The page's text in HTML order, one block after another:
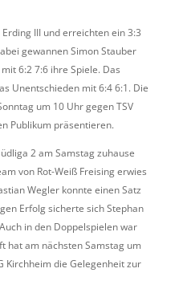
III und erreichten ein 3:3
gewannen Simon Stauber
6:2 7:6 ihre Spiele. Das
Unentschieden mit 6:4 6:1. Die
um 10 Uhr gegen TSV
Publikum präsentieren.
2 am Samstag zuhause
von Rot-Weiß Freising erwies
Wegler konnte einen Satz
Erfolg sicherte sich Stephan
in den Doppelspielen war
hat am nächsten Samstag um
Kirchheim die Gelegenheit zur